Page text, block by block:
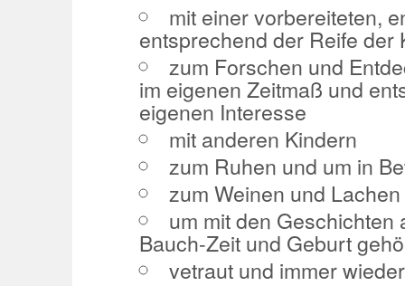
mit einer vorbereiteten,
entsprechend der Reife der
zum Forschen und
im eigenen Zeitmaß und
eigenen Interesse
mit anderen Kindern
zum Ruhen und um in
zum Weinen und Lachen
um mit den Geschichten
Bauch-Zeit und Geburt
vetraut und immer